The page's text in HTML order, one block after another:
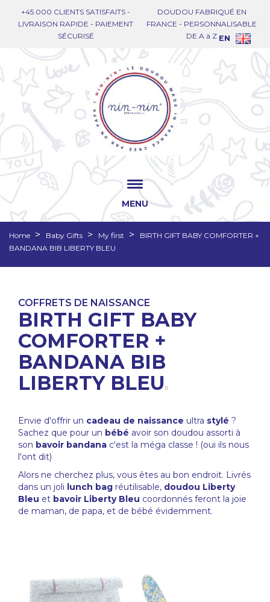
+45.000 CLIENTS SATISFAITS -
LIVRAISON RAPIDE - PAIEMENT
SÉCURISÉ
DOUDOU FABRIQUÉ EN
FRANCE - PERSONNALISABLE
DE A à Z EN
MENU
Home Baby Gifts My first
BIRTH GIFT BABY COMFORTER +
BANDANA BIB LIBERTY BLEU
COFFRETS DE NAISSANCE
BIRTH GIFT BABY
COMFORTER +
BANDANA BIB
LIBERTY BLEU
Envie d'offrir un cadeau de naissance ultra stylé ?
Sachez que pour un bébé avoir son doudou assorti à
son bavoir bandana c'est la méga classe ! (oui ils nous
l'ont dit)
Alors ne cherchez plus, vous êtes au bon endroit. Livrés
dans un joli lunch bag réutilisable, doudou Liberty
Bleu et bavoir Liberty Bleu coordonnés feront la joie
de maman, de papa, et de bébé évidemment.